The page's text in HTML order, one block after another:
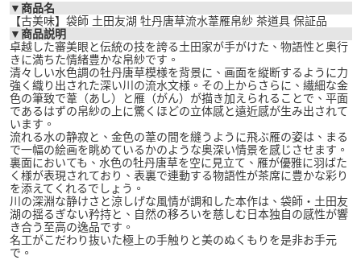
▼商品名
【古美味】袋師 土田友湖 牡丹唐草流水葦雁帛紗 茶道具 保証品
▼商品説明
卓越した審美眼と伝統の技を誇る土田家が手がけた、物語性と奥行
きに満ちた情緒豊かな帛紗です。
清々しい水色調の牡丹唐草模様を背景に、画面を縦断するように力
強く織り出された深い川の流水文様。その上からさらに、繊細な金
色の筆致で葦（あし）と雁（がん）が描き加えられることで、平面
であるはずの帛紗の上に驚くほどの立体感と遠近感が生み出されて
います。
流れる水の静寂と、金色の葦の間を縫うように飛ぶ雁の姿は、まる
で一幅の絵画を眺めているかのような奥深い情景を感じさせます。
裏面においても、水色の牡丹唐草を空に見立て、雁が優雅に羽ばた
く様が表現されており、表裏で連動する物語性が茶席に豊かな彩り
を添えてくれるでしょう。
川の深淵な静けさと涼しげな風情が調和した本作は、袋師・土田友
湖の揺るぎない矜持と、自然の移ろいを慈しむ日本独自の感性が響
き合う至高の逸品です。
名工がこだわり抜いた極上の手触りと美のぬくもりを是非お手元
で。